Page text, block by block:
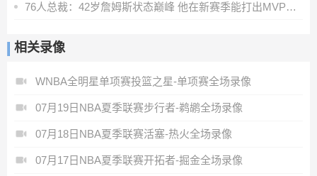
76人总裁：42岁詹姆斯状态巅峰 他在新赛季能打出MVP级别的表现
相关录像
WNBA全明星单项赛投篮之星-单项赛全场录像
07月19日NBA夏季联赛步行者-鹈鹕全场录像
07月18日NBA夏季联赛活塞-热火全场录像
07月17日NBA夏季联赛开拓者-掘金全场录像